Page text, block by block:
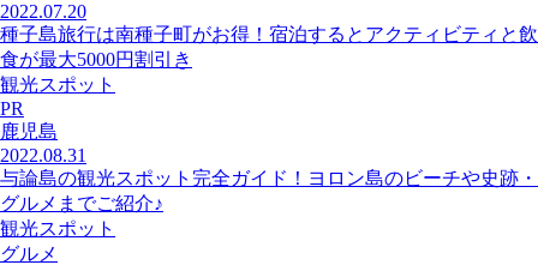
2022.07.20
種子島旅行は南種子町がお得！宿泊するとアクティビティと飲
食が最大5000円割引き
観光スポット
PR
鹿児島
2022.08.31
与論島の観光スポット完全ガイド！ヨロン島のビーチや史跡・
グルメまでご紹介♪
観光スポット
グルメ